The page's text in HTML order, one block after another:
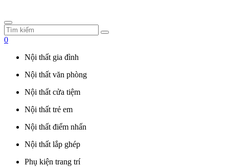
0
Nội thất gia đình
Nội thất văn phòng
Nội thất cửa tiệm
Nội thất trẻ em
Nội thất điểm nhấn
Nội thất lắp ghép
Phụ kiện trang trí